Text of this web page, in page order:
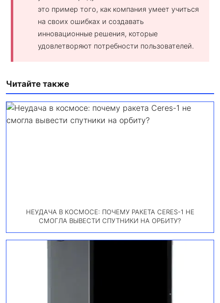
это пример того, как компания умеет учиться
на своих ошибках и создавать
инновационные решения, которые
удовлетворяют потребности пользователей.
Читайте также
НЕУДАЧА В КОСМОСЕ: ПОЧЕМУ РАКЕТА CERES-1 НЕ
СМОГЛА ВЫВЕСТИ СПУТНИКИ НА ОРБИТУ?